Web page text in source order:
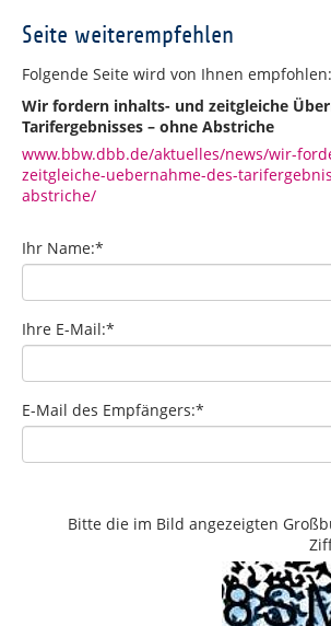
Seite weiterempfehlen
Folgende Seite wird von Ihnen empfohlen:
Wir fordern inhalts- und zeitgleiche
Tarifergebnisses – ohne Abstriche
www.bbw.dbb.de/aktuelles/news/wir-
zeitgleiche-uebernahme-des-
abstriche/
Ihr Name:*
Ihre E-Mail:*
E-Mail des Empfängers:*
Bitte die im Bild angezeigten